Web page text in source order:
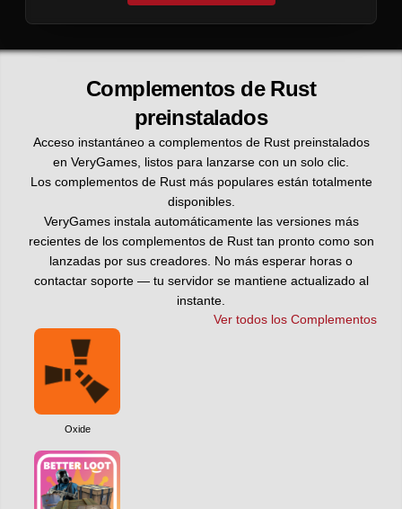
Complementos de Rust
preinstalados
Acceso instantáneo a complementos de Rust preinstalados
en VeryGames, listos para lanzarse con un solo clic.
Los complementos de Rust más populares están totalmente
disponibles.
VeryGames instala automáticamente las versiones más
recientes de los complementos de Rust tan pronto como son
lanzadas por sus creadores. No más esperar horas o
contactar soporte — tu servidor se mantiene actualizado al
instante.
Ver todos los Complementos
Oxide